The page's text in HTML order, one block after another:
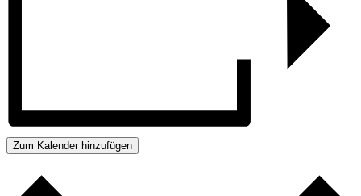
Zum Kalender hinzufügen